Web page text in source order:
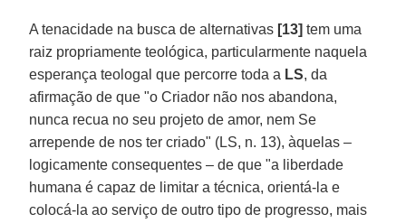
A tenacidade na busca de alternativas [13] tem uma
raiz propriamente teológica, particularmente naquela
esperança teologal que percorre toda a LS, da
afirmação de que "o Criador não nos abandona,
nunca recua no seu projeto de amor, nem Se
arrepende de nos ter criado" (LS, n. 13), àquelas –
logicamente consequentes – de que "a liberdade
humana é capaz de limitar a técnica, orientá-la e
colocá-la ao serviço de outro tipo de progresso, mais